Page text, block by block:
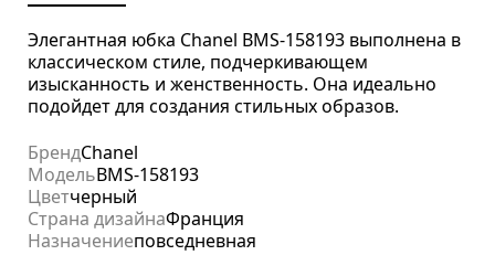
Элегантная юбка Chanel BMS-158193 выполнена в
классическом стиле, подчеркивающем
изысканность и женственность. Она идеально
подойдет для создания стильных образов.
БрендChanel
МодельBMS-158193
Цветчерный
Страна дизайнаФранция
Назначениеповседневная